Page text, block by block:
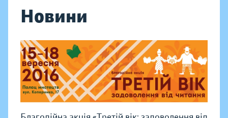
Новини